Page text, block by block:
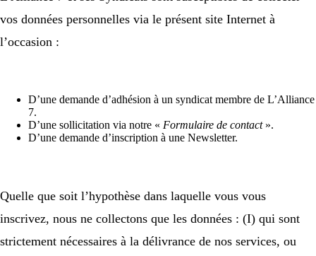
vos données personnelles via le présent site Internet à
l’occasion :
D’une demande d’adhésion à un syndicat membre de L’Alliance
7.
D’une sollicitation via notre « Formulaire de contact ».
D’une demande d’inscription à une Newsletter.
Quelle que soit l’hypothèse dans laquelle vous vous
inscrivez, nous ne collectons que les données : (I) qui sont
strictement nécessaires à la délivrance de nos services, ou